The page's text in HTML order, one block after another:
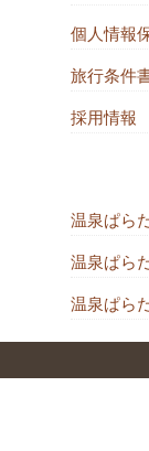
個人情報
旅行条件
採用情報
温泉ぱら
温泉ぱら
温泉ぱら